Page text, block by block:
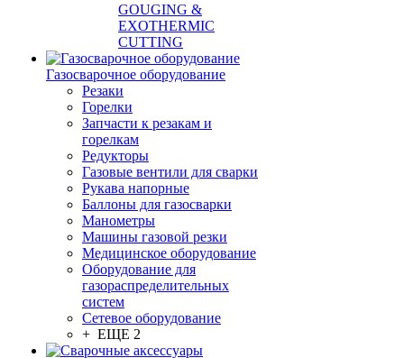
GOUGING &
EXOTHERMIC
CUTTING
Газосварочное оборудование
Резаки
Горелки
Запчасти к резакам и
горелкам
Редукторы
Газовые вентили для сварки
Рукава напорные
Баллоны для газосварки
Манометры
Машины газовой резки
Медицинское оборудование
Оборудование для
газораспределительных
систем
Сетевое оборудование
+ ЕЩЕ 2